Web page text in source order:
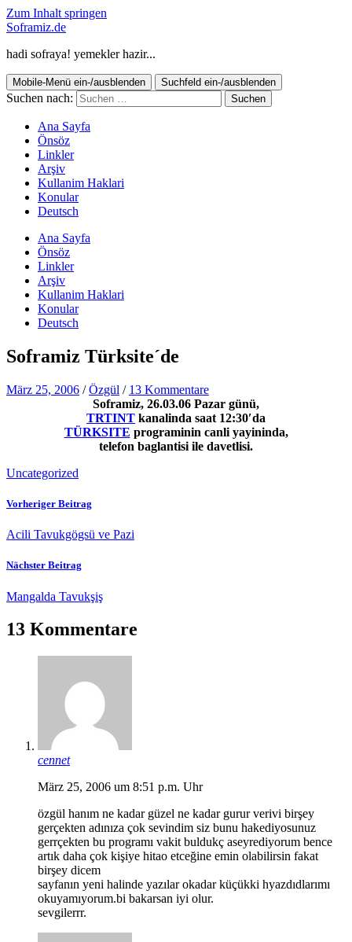
Zum Inhalt springen
Soframiz.de
hadi sofraya! yemekler hazir...
Mobile-Menü ein-/ausblenden Suchfeld ein-/ausblenden
Suchen nach:
Ana Sayfa
Önsöz
Linkler
Arşiv
Kullanim Haklari
Konular
Deutsch
Ana Sayfa
Önsöz
Linkler
Arşiv
Kullanim Haklari
Konular
Deutsch
Soframiz Türksite´de
März 25, 2006 /Özgül / 13 Kommentare
Soframiz, 26.03.06 Pazar günü,
TRTINT kanalinda saat 12:30′da
TÜRKSITE programinin canli yayininda,
telefon baglantisi ile davetlisi.
Uncategorized
Vorheriger Beitrag
Acili Tavukgögsü ve Pazi
Nächster Beitrag
Mangalda Tavukşiş
13 Kommentare
cennet
März 25, 2006 um 8:51 p.m. Uhr
özgül hanım ne kadar güzel ne kadar gurur verivi birşey
gerçekten adınıza çok sevindim siz bunu hakediyosunuz
gerrçekten bu programı vakit buldukç aseyrediyorum bence
artık daha çok kişiye hitao etceğine emin olabilirsin fakat
birşey dicem
sayfanın yeni halinde yazılar okadar küçükki hyazdıdlarımı
okuyamıyorum.bi bakarsan iyi olur.
sevgilerrr.